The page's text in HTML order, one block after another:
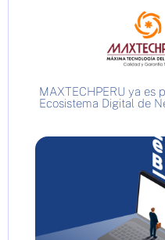
MAXTECHPERU ya es
Ecosistema Digital de